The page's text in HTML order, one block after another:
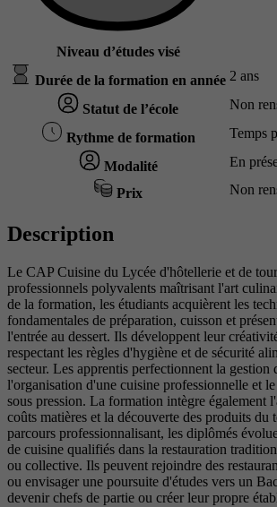
Niveau d’études visé
Durée de la formation en année 2 ans
Statut de l’école Non
Rythme de formation Temps
Modalité En
Prix Non
Description
Le CAP Cuisine du Lycée d'hôtellerie et de
professionnels polyvalents maîtrisant l'art
de la formation, les étudiants acquièrent les
fondamentales de préparation, cuisson et
l'entrée au dessert. Ils développent leur
respectant les règles d'hygiène et de sécurité
secteur. Les apprentis perfectionnent la gestion
l'organisation d'une cuisine professionnelle et
sous pression. La formation intègre également
coûts matières et la découverte des produits du
parcours professionnalisant, les diplômés
de cuisine qualifiés dans la restauration
ou collective. Ils peuvent rejoindre des
ou envisager une poursuite d'études vers un
devenir chefs de partie ou créer leur propre